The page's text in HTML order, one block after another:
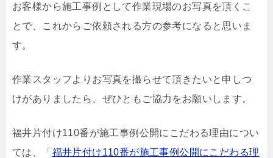
お客様から施工事例として作業現場のお写真を頂くこ
とで、これからご依頼される方の参考になると思いま
す。
作業スタッフよりお写真を撮らせて頂きたいと申しつ
けがありましたら、ぜひともご協力をお願いします。
福井片付け110番が施工事例公開にこだわる理由につい
ては、「 福井片付け110番が施工事例公開にこだわる理